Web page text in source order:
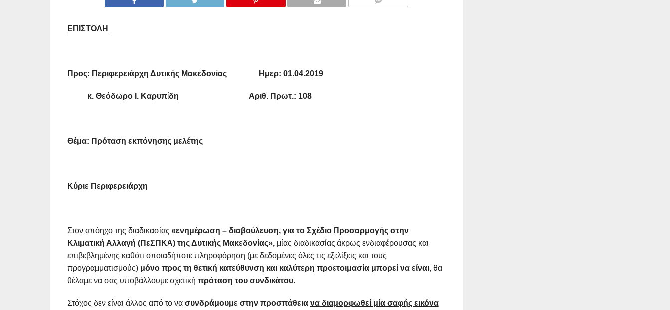
ΕΠΙΣΤΟΛΗ
Προς: Περιφερειάρχη Δυτικής Μακεδονίας Ημερ: 01.04.2019
κ. Θεόδωρο Ι. Καρυπίδη Αριθ. Πρωτ.: 108
Θέμα: Πρόταση εκπόνησης μελέτης
Κύριε Περιφερειάρχη
Στον απόηχο της διαδικασίας «ενημέρωση – διαβούλευση, για το Σχέδιο Προσαρμογής στην
Κλιματική Αλλαγή (ΠεΣΠΚΑ) της Δυτικής Μακεδονίας», μίας διαδικασίας άκρως ενδιαφέρουσας και
επιβεβλημένης καθότι οποιαδήποτε πληροφόρηση (με δεδομένες όλες τις εξελίξεις και τους
προγραμματισμούς) μόνο προς τη θετική κατεύθυνση και καλύτερη προετοιμασία μπορεί να είναι, θα
θέλαμε να σας υποβάλλουμε σχετική πρόταση του συνδικάτου.
Στόχος δεν είναι άλλος από το να συνδράμουμε στην προσπάθεια να διαμορφωθεί μία σαφής εικόνα